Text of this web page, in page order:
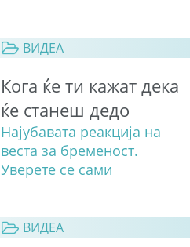
ВИДЕА
Кога ќе ти кажат дека
ќе станеш дедо
Најубавата реакција на
веста за бременост.
Уверете се сами
ВИДЕА